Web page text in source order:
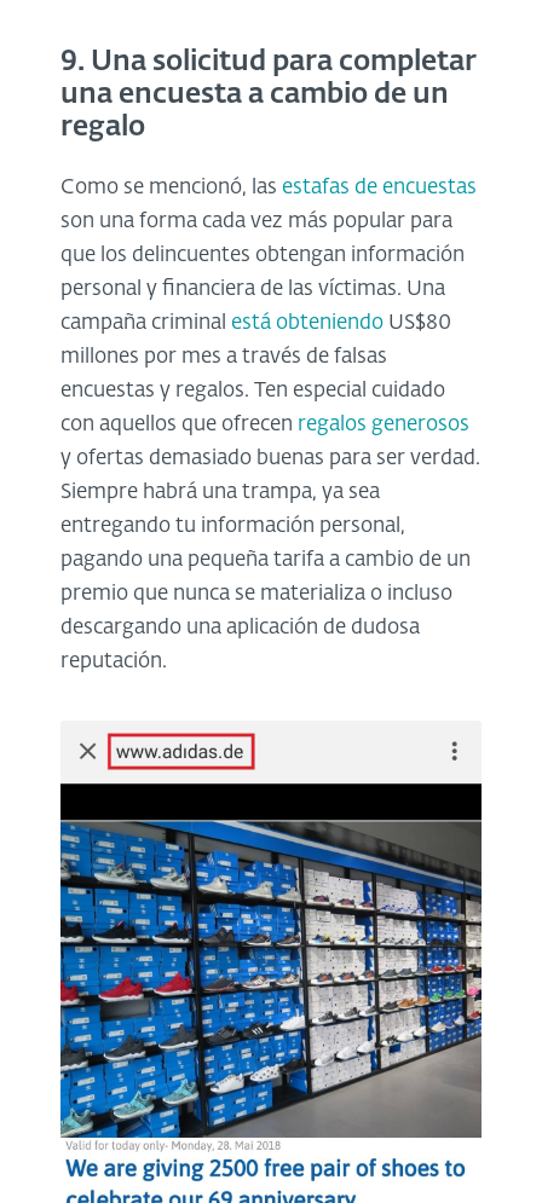
9. Una solicitud para completar
una encuesta a cambio de un
regalo
Como se mencionó, las estafas de encuestas
son una forma cada vez más popular para
que los delincuentes obtengan información
personal y financiera de las víctimas. Una
campaña criminal está obteniendo US$80
millones por mes a través de falsas
encuestas y regalos. Ten especial cuidado
con aquellos que ofrecen regalos generosos
y ofertas demasiado buenas para ser verdad.
Siempre habrá una trampa, ya sea
entregando tu información personal,
pagando una pequeña tarifa a cambio de un
premio que nunca se materializa o incluso
descargando una aplicación de dudosa
reputación.